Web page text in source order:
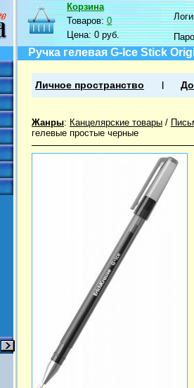
Корзина
Товаров:0
Цена:0 руб.
Ручка гелевая G-Ice Stick
Личное пространство
Жанры: Канцелярские товары /
гелевые простые черные